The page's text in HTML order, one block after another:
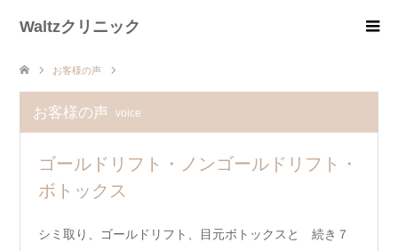
Waltzクリニック
お客様の声
お客様の声 voice
ゴールドリフト・ノンゴールドリフト・
ボトックス
シミ取り、ゴールドリフト、目元ボトックスと 続き７